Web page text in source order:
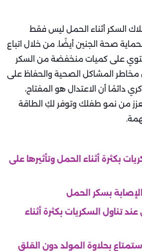
السكر أثناء الحمل ليس فقط
صحة الجنين أيضًا. من خلال اتباع
على كميات منخفضة من السكر
مخاطر المشاكل الصحية والحفاظ على
أن الاعتدال هو المفتاح،
من نمو طفلك وتوفر لكِ الطاقة
بكثرة أثناء الحمل وتأثيرها على
بسكر الحمل
تناول السكريات بكثرة أثناء
بحلاوة المولد دون القلق